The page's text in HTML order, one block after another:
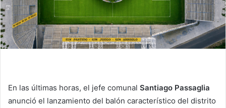
En las últimas horas, el jefe comunal Santiago Passaglia
anunció el lanzamiento del balón característico del distrito